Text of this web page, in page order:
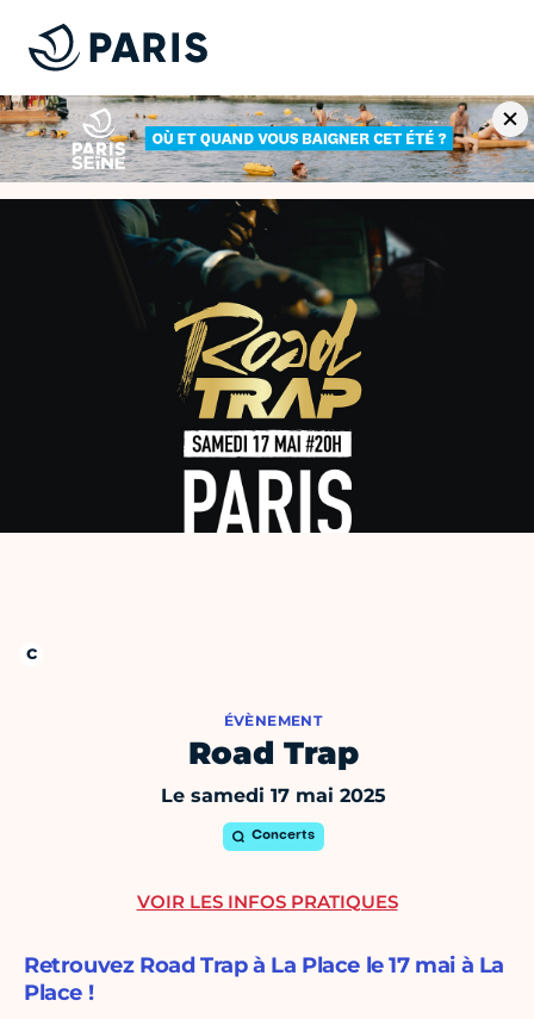
ÉVÈNEMENT
Road Trap
Le samedi 17 mai 2025
Concerts
Retrouvez Road Trap à La Place le 17 mai à La
Place !
VOIR LES INFOS PRATIQUES